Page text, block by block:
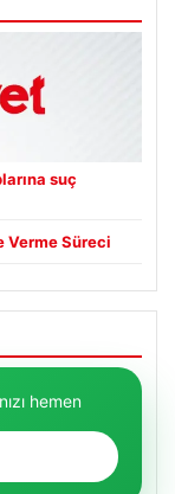
suç
Verme Süreci
hemen